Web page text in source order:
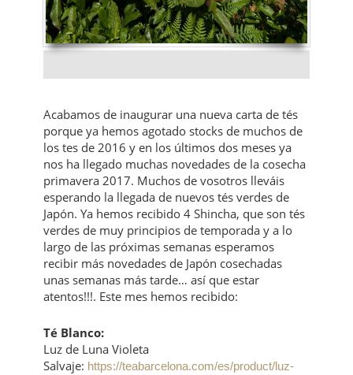
Acabamos de inaugurar una nueva carta de tés
porque ya hemos agotado stocks de muchos de
los tes de 2016 y en los últimos dos meses ya
nos ha llegado muchas novedades de la cosecha
primavera 2017. Muchos de vosotros lleváis
esperando la llegada de nuevos tés verdes de
Japón. Ya hemos recibido 4 Shincha, que son tés
verdes de muy principios de temporada y a lo
largo de las próximas semanas esperamos
recibir más novedades de Japón cosechadas
unas semanas más tarde… así que estar
atentos!!!. Este mes hemos recibido:
Té Blanco:
Luz de Luna Violeta
Salvaje: https://teabarcelona.com/es/product/luz-